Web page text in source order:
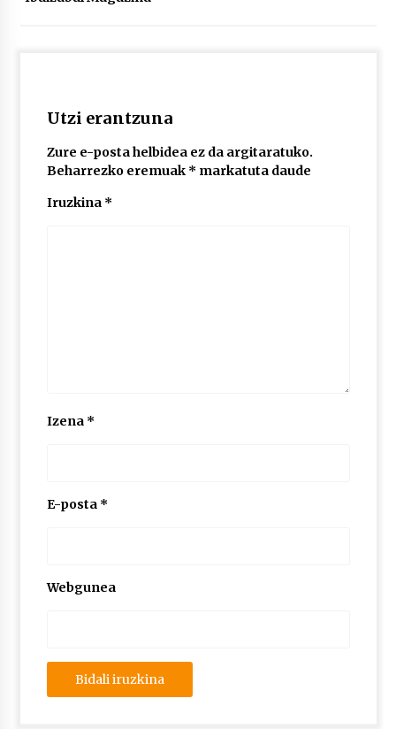
Larunbatean Plentziako Itsas Martxa ospatuko
2026/07/07
Utzi erantzuna
Zure e-posta helbidea ez da argitaratuko.
Beharrezko eremuak * markatuta daude
Iruzkina *
Izena *
E-posta *
Webgunea